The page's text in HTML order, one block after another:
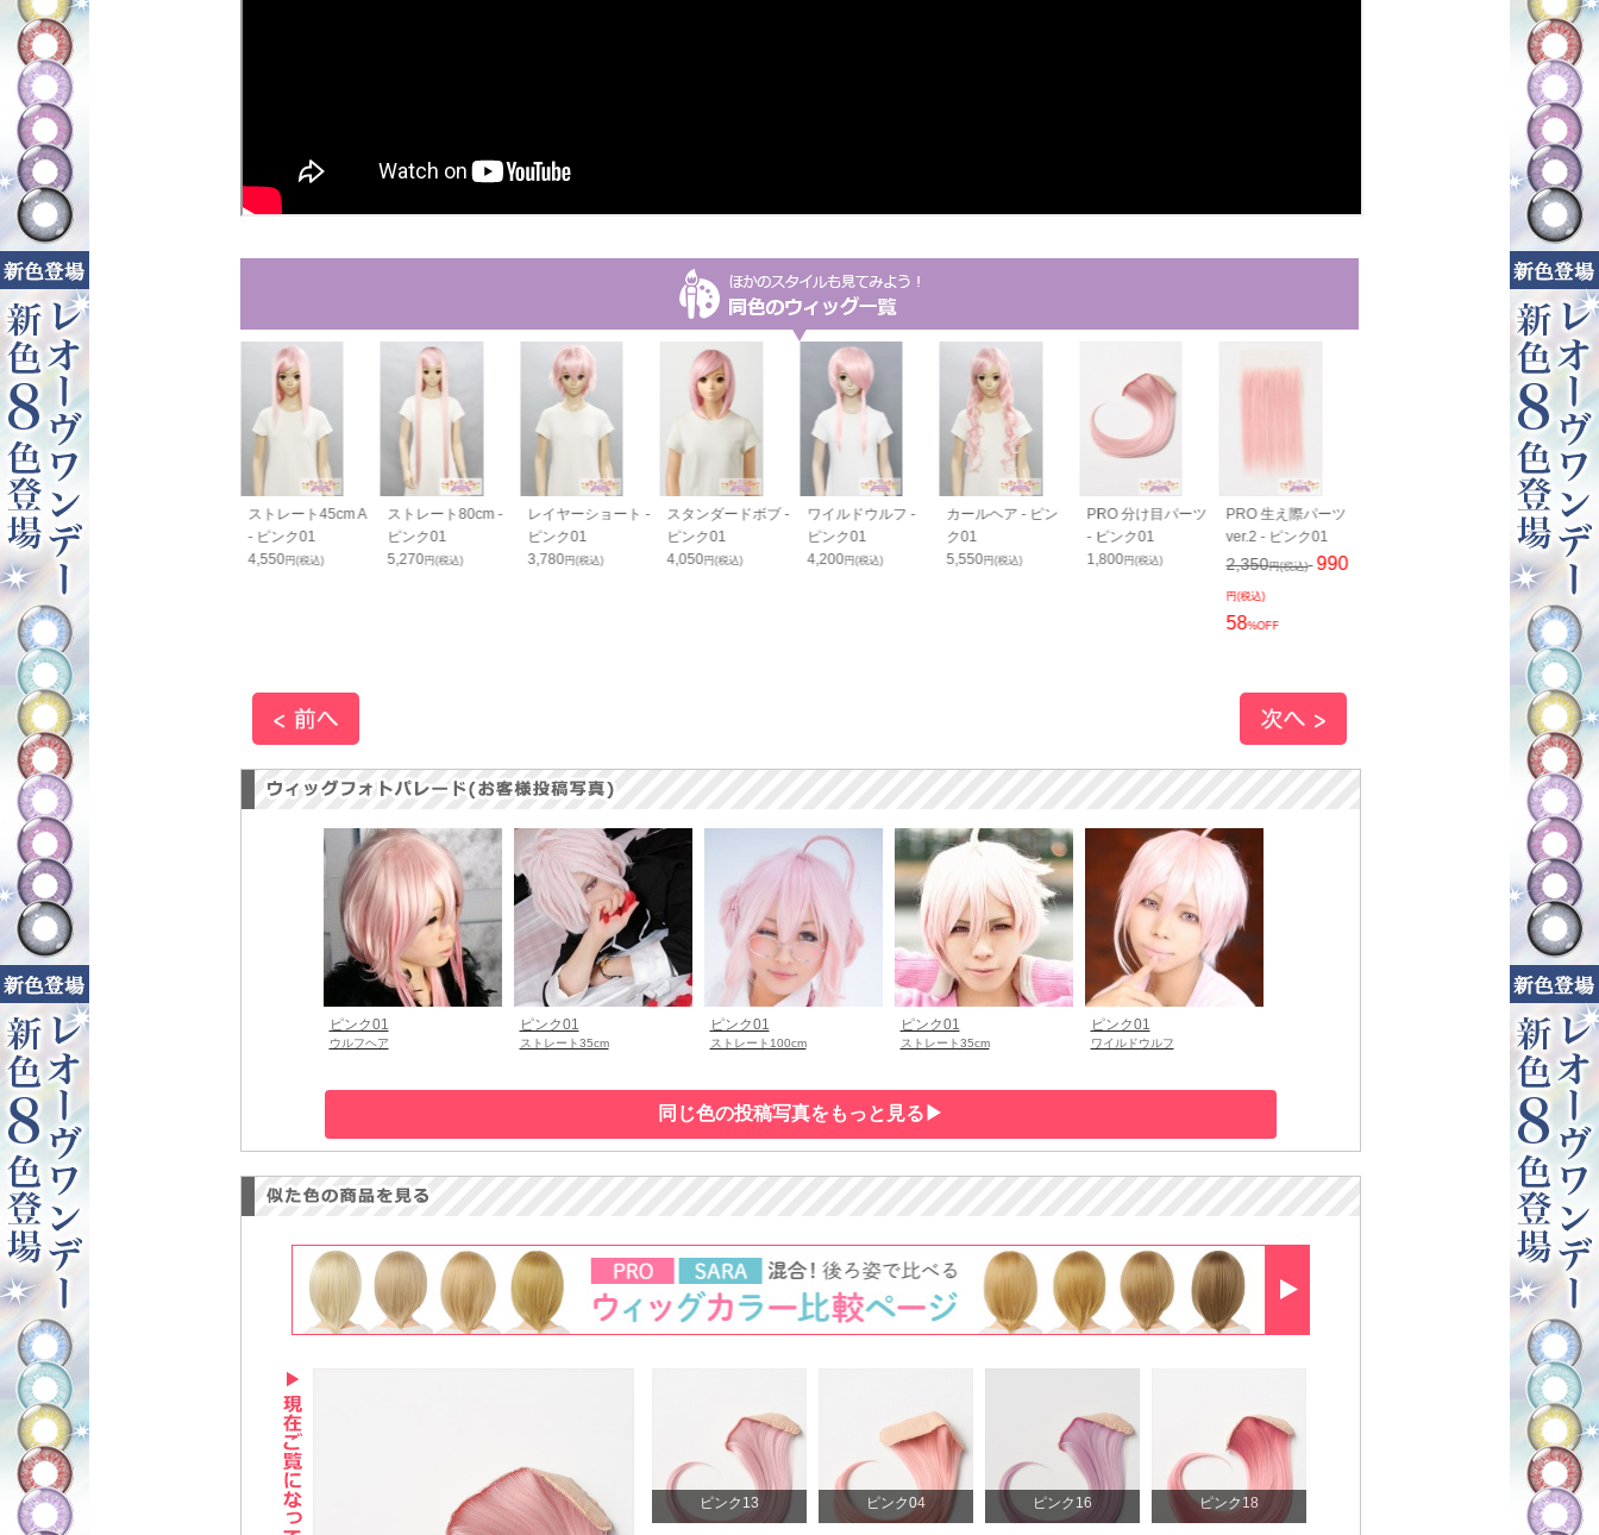
110cm - ピ
ストレート45cm A
- ピンク01
4,550 円(税込)
ストレート80cm -
ピンク01
5,270 円(税込)
レイヤーショート -
ピンク01
3,780 円(税込)
スタンダードボブ -
ピンク01
4,050 円(税込)
ワイルドウルフ -
ピンク01
4,200 円(税込)
カールヘア - ピン
ク01
5,550 円(税込)
PRO 分け目パーツ
- ピンク01
1,800 円(税込)
PRO 生え際パーツ
ver.2 - ピンク01
2,350円(税込) 990
円(税込)
58%OFF
PRO 生え際
N - ピンク01
2,350 円(税込)
1,800 円(税込)
%OFF
ピンク01
ウルフヘア
ピンク01
ストレート35cm
ピンク01
ストレート100cm
ピンク01
ストレート35cm
ピンク01
ワイルドウルフ
ピンク13 ピンク04 ピンク16 ピンク18